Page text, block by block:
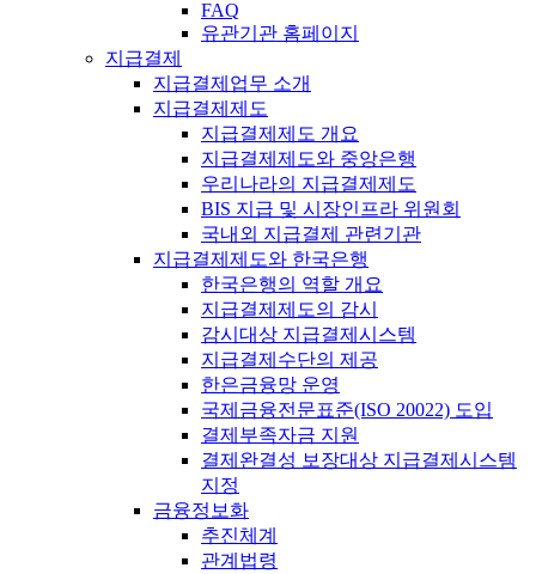
FAQ
유관기관 홈페이지
지급결제
지급결제업무 소개
지급결제제도
지급결제제도 개요
지급결제제도와 중앙은행
우리나라의 지급결제제도
BIS 지급 및 시장인프라 위원회
국내외 지급결제 관련기관
지급결제제도와 한국은행
한국은행의 역할 개요
지급결제제도의 감시
감시대상 지급결제시스템
지급결제수단의 제공
한은금융망 운영
국제금융전문표준(ISO 20022) 도입
결제부족자금 지원
결제완결성 보장대상 지급결제시스템
지정
금융정보화
추진체계
관계법령